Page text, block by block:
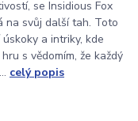
se Insidious Fox
na svůj další tah. Toto
a intriky, kde
s vědomím, že každý
celý popis